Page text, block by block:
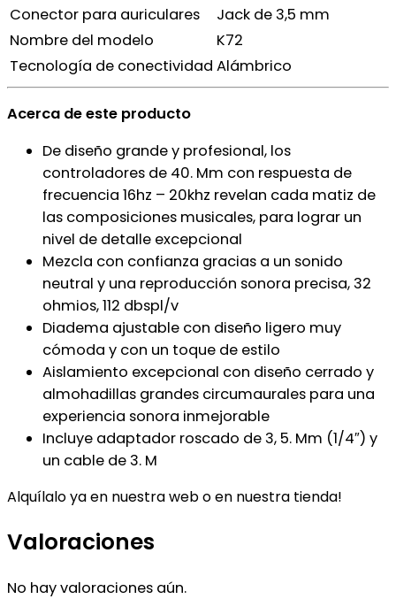
Conector para auriculares
Jack de 3,5 mm
Nombre del modelo
K72
Tecnología de conectividad Alámbrico
Acerca de este producto
De diseño grande y profesional, los
controladores de 40. Mm con respuesta de
frecuencia 16hz – 20khz revelan cada matiz de
las composiciones musicales, para lograr un
nivel de detalle excepcional
Mezcla con confianza gracias a un sonido
neutral y una reproducción sonora precisa, 32
ohmios, 112 dbspl/v
Diadema ajustable con diseño ligero muy
cómoda y con un toque de estilo
Aislamiento excepcional con diseño cerrado y
almohadillas grandes circumaurales para una
experiencia sonora inmejorable
Incluye adaptador roscado de 3, 5. Mm (1/4″) y
un cable de 3. M
Alquílalo ya en nuestra web o en nuestra tienda!
Valoraciones
No hay valoraciones aún.